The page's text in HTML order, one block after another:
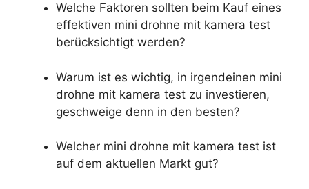
Welche Faktoren sollten beim Kauf eines
effektiven mini drohne mit kamera test
berücksichtigt werden?
Warum ist es wichtig, in irgendeinen mini
drohne mit kamera test zu investieren,
geschweige denn in den besten?
Welcher mini drohne mit kamera test ist
auf dem aktuellen Markt gut?